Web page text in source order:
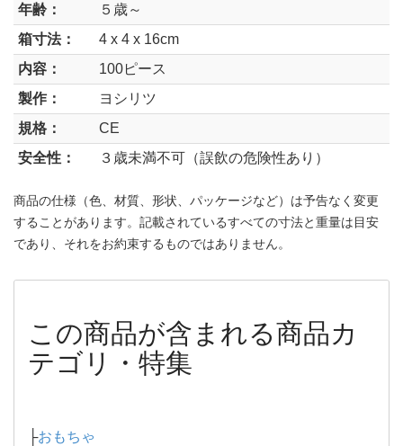
年齢：
５歳～
箱寸法：
4 x 4 x 16cm
内容：
100ピース
製作：
ヨシリツ
規格：
CE
安全性：
３歳未満不可（誤飲の危険性あり）
商品の仕様（色、材質、形状、パッケージなど）は予告なく変更
することがあります。記載されているすべての寸法と重量は目安
であり、それをお約束するものではありません。
この商品が含まれる商品カ
テゴリ・特集
├おもちゃ